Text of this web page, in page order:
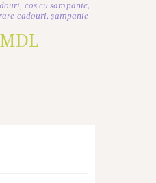
, cos cu sampanie,
cadouri,șampanie
MDL